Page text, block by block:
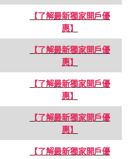
【了解最新獨家開戶優
惠】
【了解最新獨家開戶優
惠】
【了解最新獨家開戶優
惠】
【了解最新獨家開戶優
惠】
【了解最新獨家開戶優